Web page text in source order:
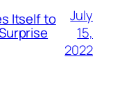
Itself to
July
15,
2022